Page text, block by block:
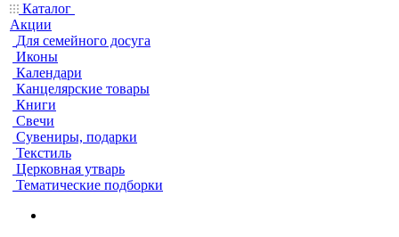
Каталог
Акции
Для семейного досуга
Иконы
Календари
Канцелярские товары
Книги
Свечи
Сувениры, подарки
Текстиль
Церковная утварь
Тематические подборки